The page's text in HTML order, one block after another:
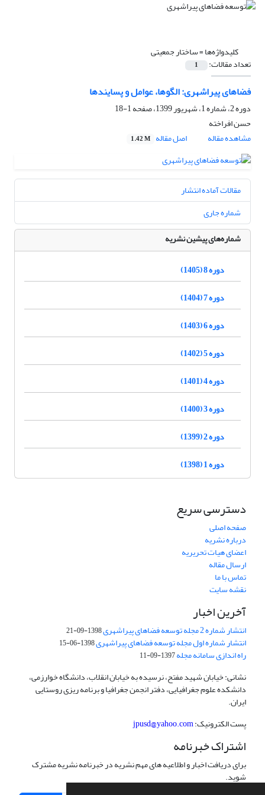
کلیدواژه‌ها =ساختار جمعیتی
تعداد مقالات: 1
فضاهای پیراشهری: الگوها، عوامل و پسایندها
دوره 2، شماره 1، شهریور 1399، صفحه
1-18
حسن افراخته
مشاهده مقاله
اصل مقاله 1.42 M
مقالات آماده انتشار
شماره جاری
شماره‌های پیشین نشریه
دوره 8 (1405)
دوره 7 (1404)
دوره 6 (1403)
دوره 5 (1402)
دوره 4 (1401)
دوره 3 (1400)
دوره 2 (1399)
دوره 1 (1398)
دسترسی سریع
صفحه اصلی
درباره نشریه
اعضای هیات تحریریه
ارسال مقاله
تماس با ما
نقشه سایت
آخرین اخبار
انتشار شماره 2 مجله توسعه فضاهای پیراشهری 1398-09-21
انتشار شماره اول مجله توسعه فضاهای پیراشهری1398-06-15
راه اندازی سامانه مجله1397-09-11
نشانی: خیابان شهید مفتح، نرسیده به خیابان انقلاب، دانشگاه خوارزمی،
دانشکده علوم جغرافیایی، دفتر انجمن جغرافیا و برنامه ریزی روستایی
ایران.
پست الکترونیک:jpusd@yahoo.com
اشتراک خبرنامه
برای دریافت اخبار و اطلاعیه های مهم نشریه در خبرنامه نشریه مشترک
شوید.